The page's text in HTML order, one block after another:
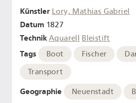
Künstler Lory, Mathias Gabriel
Datum 1827
Technik Aquarell Bleistift
Tags Boot Fischer
Transport
Geographie Neuenstadt